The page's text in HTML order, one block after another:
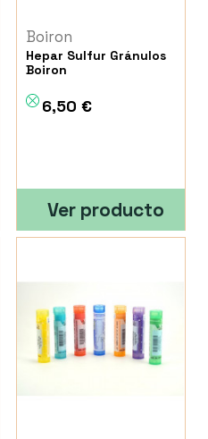
Boiron
Hepar Sulfur Gránulos
Boiron
6,50 €
Ver producto